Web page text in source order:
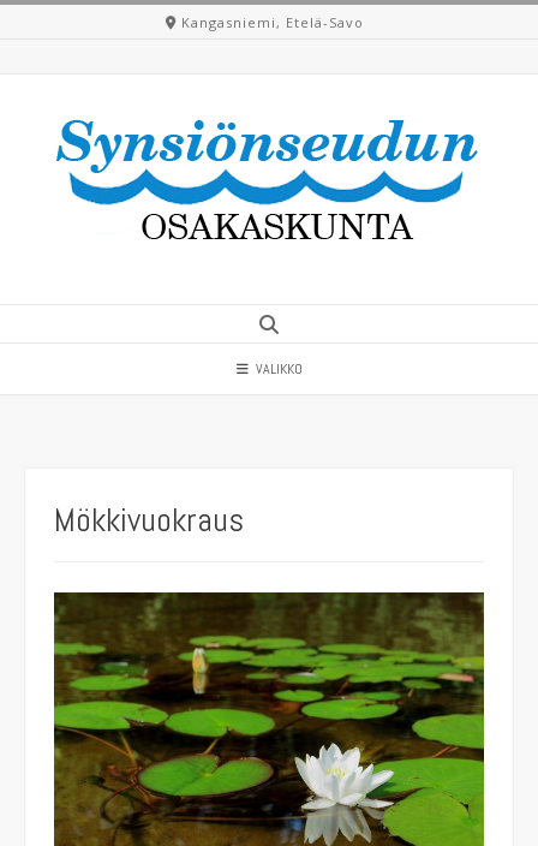
Skip
Kangasniemi, Etelä-Savo
VALIKKO
Mökkivuokraus